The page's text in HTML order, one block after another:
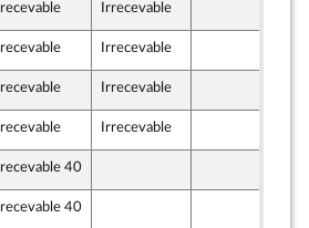
Irrecevable
Irrecevable
Irrecevable
Irrecevable
République
40
40